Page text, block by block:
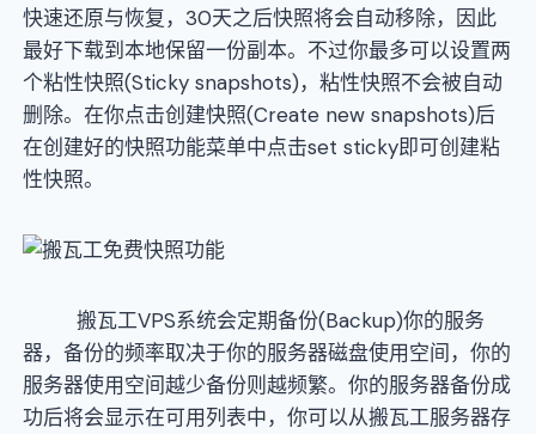
快速还原与恢复，30天之后快照将会自动移除，因此
最好下载到本地保留一份副本。不过你最多可以设置两
个粘性快照(Sticky snapshots)，粘性快照不会被自动
删除。在你点击创建快照(Create new snapshots)后
在创建好的快照功能菜单中点击set sticky即可创建粘
性快照。
搬瓦工VPS系统会定期备份(Backup)你的服务
器，备份的频率取决于你的服务器磁盘使用空间，你的
服务器使用空间越少备份则越频繁。你的服务器备份成
功后将会显示在可用列表中，你可以从搬瓦工服务器存